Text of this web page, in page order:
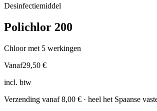
Desinfectiemiddel
Polichlor 200
Chloor met 5 werkingen
Vanaf29,50 €
incl. btw
Verzending vanaf8,00 € · heel het Spaanse